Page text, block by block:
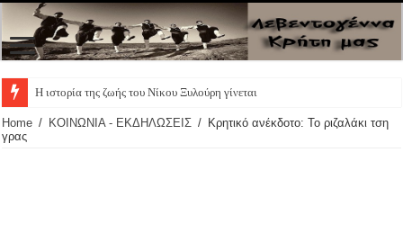
Η ιστορία της ζωής του Νίκου Ξυλούρη γίνεται θεατρική π
Home / ΚΟΙΝΩΝΙΑ - ΕΚΔΗΛΩΣΕΙΣ / Κρητικό ανέκδοτο: To ριζαλάκι τση
γρας